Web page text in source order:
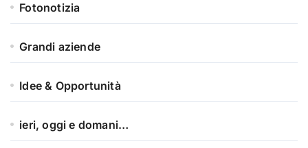
Fotonotizia
Grandi aziende
Idee & Opportunità
ieri, oggi e domani…